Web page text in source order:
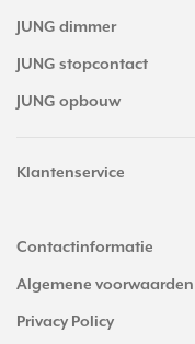
JUNG dimmer
JUNG stopcontact
JUNG opbouw
Klantenservice
Contactinformatie
Algemene voorwaarden
Privacy Policy